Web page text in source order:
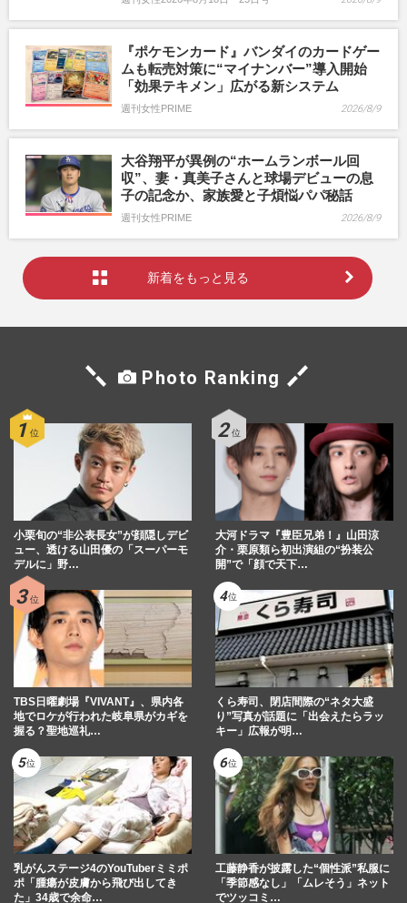
『ポケモンカード』バンダイのカードゲー
ムも転売対策に“マイナンバー”導入開始
「効果テキメン」広がる新システム
週刊女性PRIME 2026/8/9
大谷翔平が異例の“ホームランボール回
収”、妻・真美子さんと球場デビューの息
子の記念か、家族愛と子煩悩パパ秘話
週刊女性PRIME 2026/8/9
新着をもっと見る
Photo Ranking
小栗旬の“非公表長女”が顔隠しデビ
ュー、透ける山田優の「スーパーモ
デルに」野…
大河ドラマ『豊臣兄弟！』山田涼
介・栗原類ら初出演組の“扮装公
開”で「顔で天下…
TBS日曜劇場『VIVANT』、県内各
地でロケが行われた岐阜県がカギを
握る？聖地巡礼…
くら寿司、閉店間際の“ネタ大盛
り”写真が話題に「出会えたらラッ
キー」広報が明…
乳がんステージ4のYouTuberミミポ
ポ「腫瘍が皮膚から飛び出してき
た」34歳で余命…
工藤静香が披露した“個性派”私服に
「季節感なし」「ムレそう」ネット
でツッコミ…